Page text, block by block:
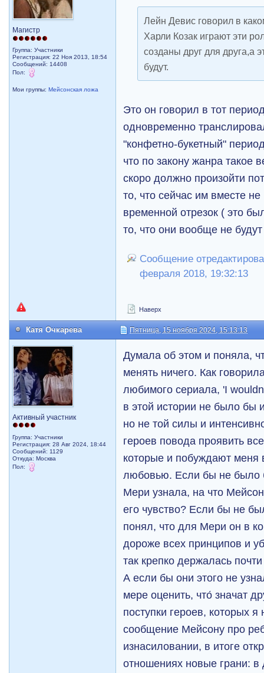
Магистр
Группа: Участники
Регистрация: 22 Ноя 2013, 18:54
Сообщений: 14408
Пол:
Мои группы:Мейсонская ложа
Лейн Девис говорил в
Харли Козак играют эти
созданы друг для друга,а
будут.
Это он говорил в тот
одновременно
"конфетно-букетный"
что по закону жанра такое
скоро должно произойти
то, что сейчас им вместе
временной отрезок ( это
то, что они вообще не
Сообщение
февраля 2018, 19:32:13
Наверх
Катя Очкарева Пятница, 15 ноября 2024, 15:13:13
Активный участник
Группа: Участники
Регистрация: 28 Авг 2024, 18:44
Сообщений: 1129
Откуда: Москва
Пол:
Думала об этом и поняла,
менять ничего. Как
любимого сериала, 'I
в этой истории не было
но не той силы и
героев повода проявить
которые и побуждают меня
любовью. Если бы не было
Мери узнала, на что
его чувство? Если бы не
понял, что для Мери он в
дороже всех принципов и
так крепко держалась
А если бы они этого не
мере оценить, что́ значат
поступки героев, которых
сообщение Мейсону про
изнасиловании, в итоге
отношениях новые грани: в